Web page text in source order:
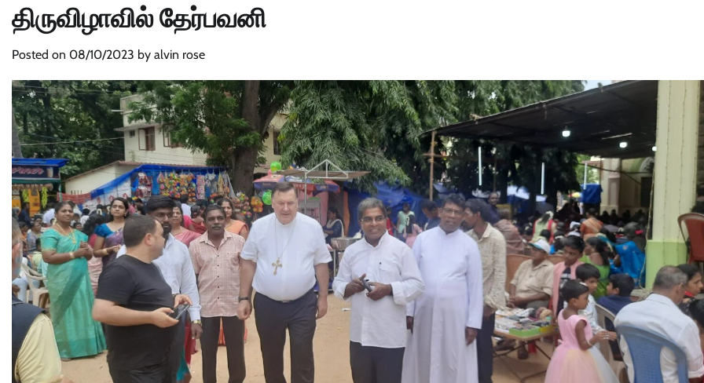
திருவிழாவில் தேர்பவனி
Posted on 08/10/2023 by alvin rose